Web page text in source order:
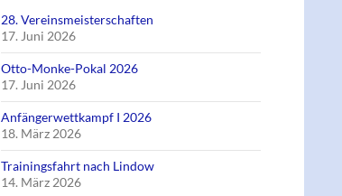
28. Vereinsmeisterschaften
17. Juni 2026
Otto-Monke-Pokal 2026
17. Juni 2026
Anfängerwettkampf I 2026
18. März 2026
Trainingsfahrt nach Lindow
14. März 2026